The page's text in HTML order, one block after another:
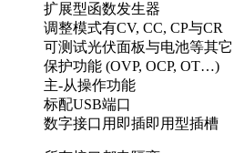
扩展型函数发生器
调整模式有CV, CC, CP与CR
可测试光伏面板与电池等其它
保护功能 (OVP, OCP, OT…)
主-从操作功能
标配USB端口
数字接口用即插即用型插槽